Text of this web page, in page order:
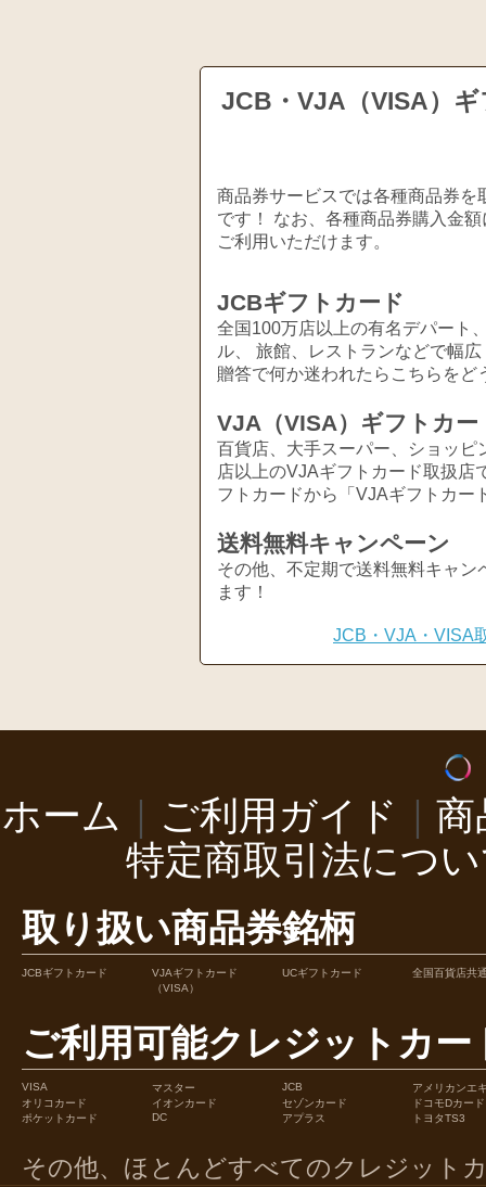
JCB・VJA（VISA）
商品券サービスでは各種商品券
です！ なお、各種商品券購入金
ご利用いただけます。
JCBギフトカード
全国100万店以上の有名デパート
ル、 旅館、レストランなどで幅
贈答で何か迷われたらこちらをど
VJA（VISA）ギフトカー
百貨店、大手スーパー、ショッ
店以上のVJAギフトカード取扱店
フトカードから「VJAギフトカー
送料無料キャンペーン
その他、不定期で送料無料キャ
ます！
JCB・VJA・VISA
ホーム ご利用ガイド
商
特定商取引法につ
取り扱い商品券銘柄
JCBギフトカード
VJAギフトカード
（VISA）
UCギフトカード 全国百貨店共
ご利用可能クレジットカー
VISA マスター JCB
アメリカンエ
オリコカード
イオンカード セゾンカード
ドコモDカード
ポケットカード
DC アプラス トヨタTS3
その他、ほとんどすべてのクレジット